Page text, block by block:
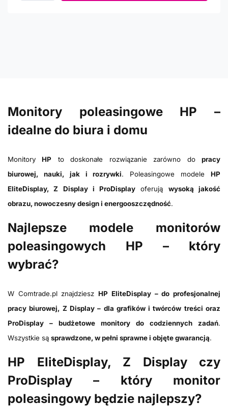
Monitory poleasingowe HP –
idealne do biura i domu
MonitoryHP to doskonałe rozwiązanie zarówno dopracy
biurowej, nauki, jak i rozrywki. Poleasingowe modeleHP
EliteDisplay, Z Display i ProDisplay oferują wysoką jakość
obrazu, nowoczesny design i energooszczędność.
Najlepsze modele monitorów
poleasingowych HP – który
wybrać?
W Comtrade.pl znajdzieszHP EliteDisplay – do profesjonalnej
pracy biurowej, Z Display – dla grafików i twórców treści oraz
ProDisplay – budżetowe monitory do codziennych zadań.
Wszystkie są sprawdzone, w pełni sprawne i objęte gwarancją.
HP EliteDisplay, Z Display czy
ProDisplay – który monitor
poleasingowy będzie najlepszy?